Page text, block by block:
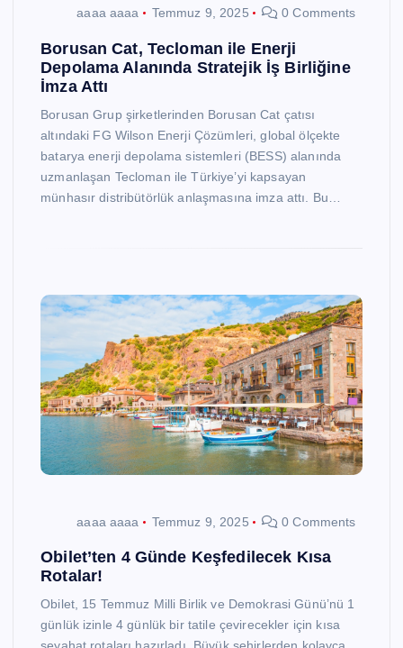
aaaa aaaa Temmuz 9, 2025 0 Comments
Borusan Cat, Tecloman ile Enerji
Depolama Alanında Stratejik İş Birliğine
İmza Attı
Borusan Grup şirketlerinden Borusan Cat çatısı
altındaki FG Wilson Enerji Çözümleri, global ölçekte
batarya enerji depolama sistemleri (BESS) alanında
uzmanlaşan Tecloman ile Türkiye’yi kapsayan
münhasır distribütörlük anlaşmasına imza attı. Bu…
aaaa aaaa Temmuz 9, 2025 0 Comments
Obilet’ten 4 Günde Keşfedilecek Kısa
Rotalar!
Obilet, 15 Temmuz Milli Birlik ve Demokrasi Günü’nü 1
günlük izinle 4 günlük bir tatile çevirecekler için kısa